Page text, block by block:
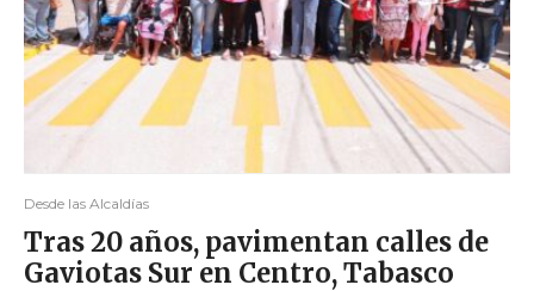
Desde las Alcaldías
Tras 20 años, pavimentan calles de
Gaviotas Sur en Centro, Tabasco